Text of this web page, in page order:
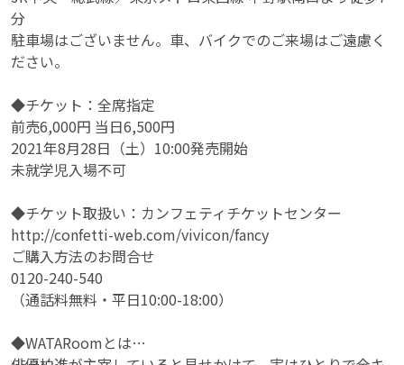
分
駐車場はございません。車、バイクでのご来場はご遠慮く
ださい。
◆チケット：全席指定
前売6,000円 当日6,500円
2021年8月28日（土）10:00発売開始
未就学児入場不可
◆チケット取扱い：カンフェティチケットセンター
http://confetti-web.com/vivicon/fancy
ご購入方法のお問合せ
0120-240-540
（通話料無料・平日10:00-18:00）
◆WATARoomとは…